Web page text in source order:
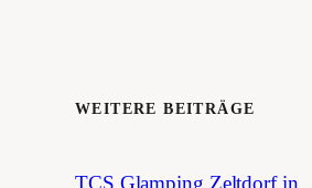
WEITERE BEITRÄGE